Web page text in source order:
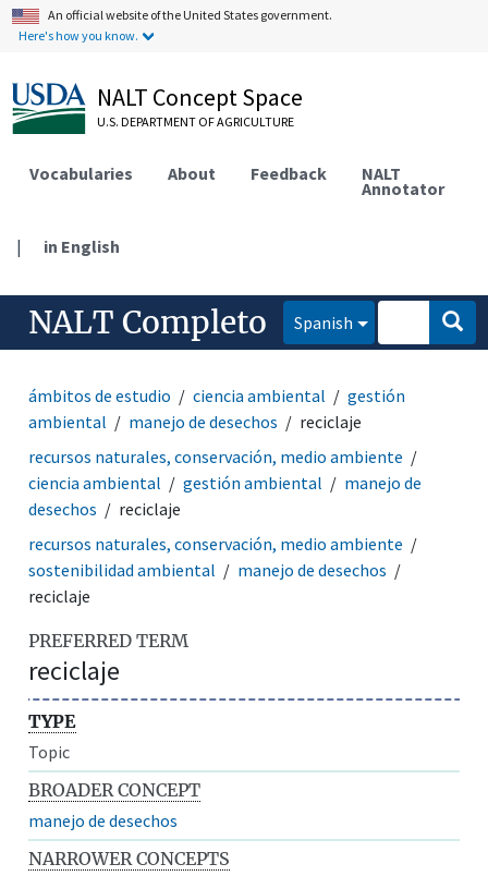
An official website of the United States government.
Here's how you know.
NALT Concept Space
U.S. DEPARTMENT OF AGRICULTURE
Vocabularies About Feedback NALT
Annotator
| in English
NALT Completo Spanish
ámbitos de estudio ciencia ambiental
gestión
ambiental
manejo de desechos
reciclaje
recursos naturales, conservación, medio ambiente
ciencia ambiental
gestión ambiental
manejo de
desechos
reciclaje
recursos naturales, conservación, medio ambiente
sostenibilidad ambiental
manejo de desechos
reciclaje
PREFERRED TERM
reciclaje
TYPE
Topic
BROADER CONCEPT
manejo de desechos
NARROWER CONCEPTS